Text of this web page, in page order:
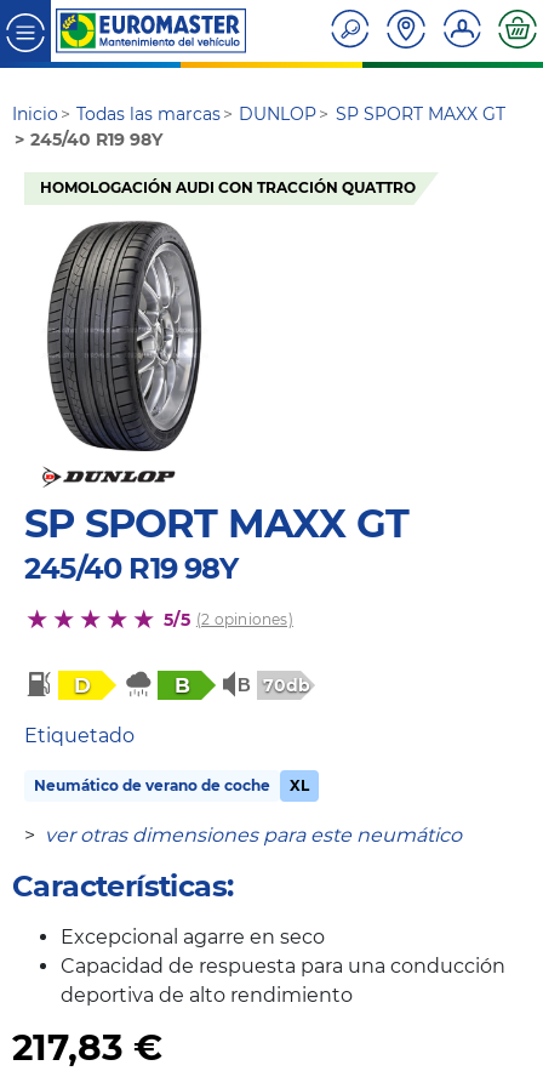
Inicio Todas las marcas DUNLOP
SP SPORT MAXX GT
245/40 R19 98Y
HOMOLOGACIÓN AUDI CON TRACCIÓN QUATTRO
SP SPORT MAXX GT
245/40 R19 98Y
5/5 (2 opiniones)
D B 70db
Etiquetado
Neumático de verano de coche XL
> ver otras dimensiones para este neumático
Características:
Excepcional agarre en seco
Capacidad de respuesta para una conducción
deportiva de alto rendimiento
217,83 €